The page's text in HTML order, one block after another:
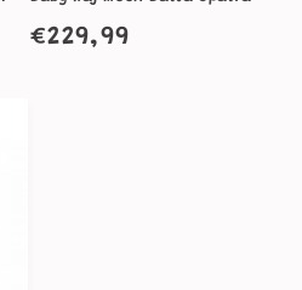
Įprasta
€229,99